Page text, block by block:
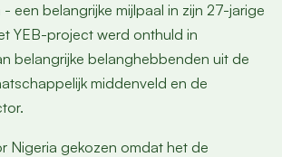
een belangrijke mijlpaal in zijn 27-jarige
YEB-project werd onthuld in
belangrijke belanghebbenden uit de
middenveld en de
Nigeria gekozen omdat het de